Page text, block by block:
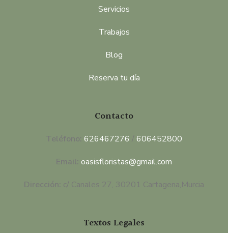
Servicios
Trabajos
Blog
Reserva tu día
Contacto
Teléfono: 626467276 / 606452800
Email: oasisfloristas@gmail.com
Dirección: c/ Canales 27, 30201 Cartagena,Murcia
Textos Legales